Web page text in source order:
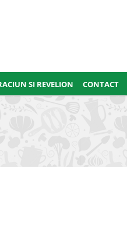
SI REVELION CONTACT